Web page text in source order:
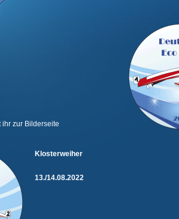
ihr zur Bilderseite
Klosterweiher
13./14.08.2022